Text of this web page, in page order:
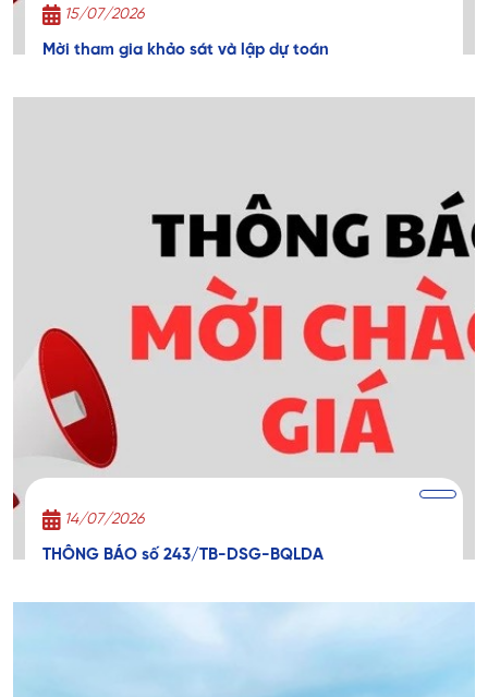
15/07/2026
Mời tham gia khảo sát và lập dự toán
14/07/2026
THÔNG BÁO số 243/TB-DSG-BQLDA